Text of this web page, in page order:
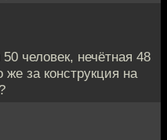
человек, нечётная 48
за конструкция на